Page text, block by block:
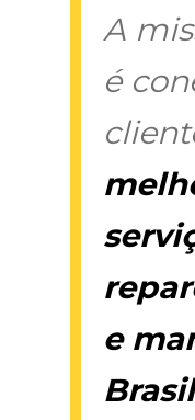
A
é
e
Brasil